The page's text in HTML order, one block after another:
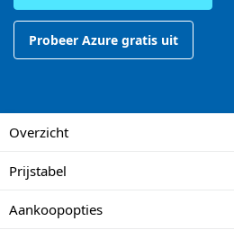
Probeer Azure gratis uit
Overzicht
Prijstabel
Aankoopopties